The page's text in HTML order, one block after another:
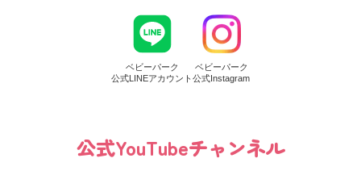
ベビーパーク
公式LINEアカウント
ベビーパーク
公式Instagram
公式YouTubeチャンネル